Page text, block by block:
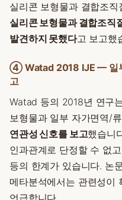
실리콘 보형물과 결합조
실리콘 보형물과 결합조직
발견하지 못했다고 보고했
④ Watad 2018 IJE — 일
고
Watad 등의 2018년 연구
보형물과 일부 자가면역/
연관성 신호를 보고했습니
인과관계로 단정할 수 없
등의 한계가 있습니다. 논
메타분석에서는 관련성이
언급합니다.